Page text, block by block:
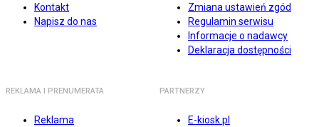
Kontakt
Napisz do nas
Zmiana ustawień zgód
Regulamin serwisu
Informacje o nadawcy
Deklaracja dostępności
REKLAMA I PRENUMERATA
Reklama
PARTNERZY
E-kiosk.pl